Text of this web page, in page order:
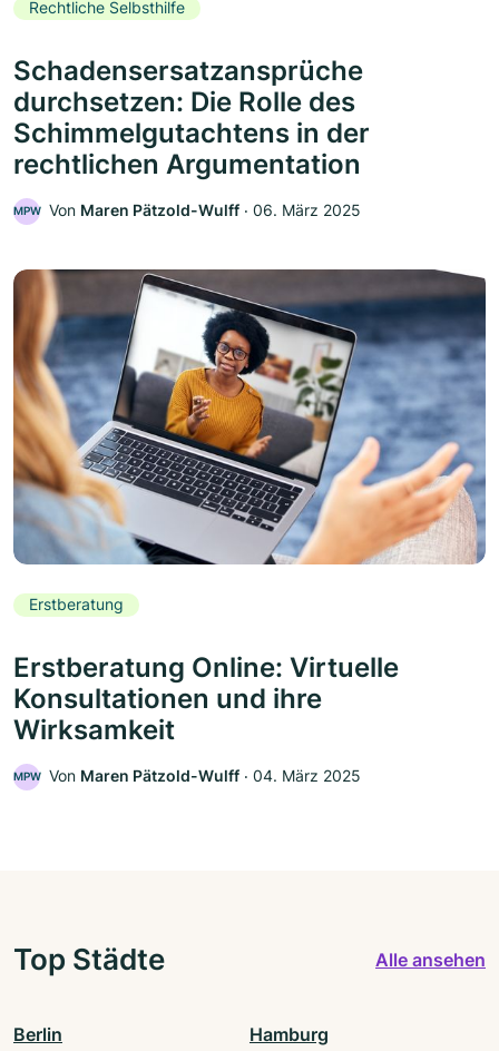
Rechtliche Selbsthilfe
Schadensersatzansprüche
durchsetzen: Die Rolle des
Schimmelgutachtens in der
rechtlichen Argumentation
MPW Von Maren Pätzold-Wulff ‧ 06. März 2025
Erstberatung
Erstberatung Online: Virtuelle
Konsultationen und ihre
Wirksamkeit
MPW Von Maren Pätzold-Wulff ‧ 04. März 2025
Top Städte Alle ansehen
Berlin Hamburg